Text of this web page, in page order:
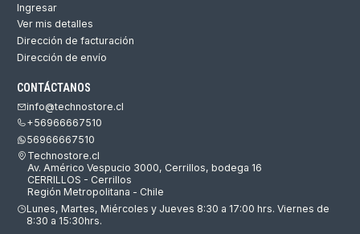
Ingresar
Ver mis detalles
Dirección de facturación
Dirección de envío
CONTÁCTANOS
info@technostore.cl
+56966667510
56966667510
Technostore.cl
Av. Américo Vespucio 3000, Cerrillos, bodega 16
CERRILLOS - Cerrillos
Región Metropolitana - Chile
Lunes, Martes, Miércoles y Jueves 8:30 a 17:00 hrs. Viernes de
8:30 a 15:30hrs.